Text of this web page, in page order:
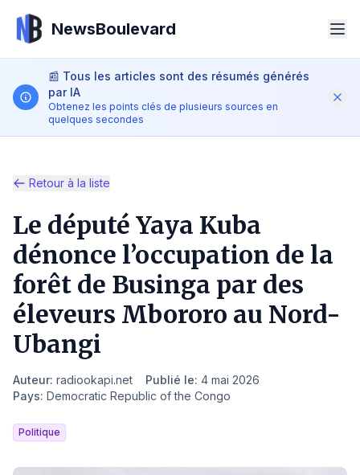
NewsBoulevard
iOS App Android App
FR
📰 Tous les articles sont des résumés générés
par IA
Obtenez les points clés de plusieurs sources en
quelques secondes
Retour à la liste
Le député Yaya Kuba
dénonce l’occupation de la
forêt de Businga par des
éleveurs Mbororo au Nord-
Ubangi
Auteur: radiookapi.net Publié le: 4 mai 2026
Pays: Democratic Republic of the Congo
Politique